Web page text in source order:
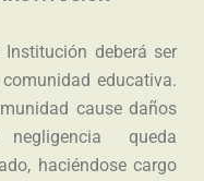
deberá ser
educativa.
cause daños
queda
haciéndose cargo